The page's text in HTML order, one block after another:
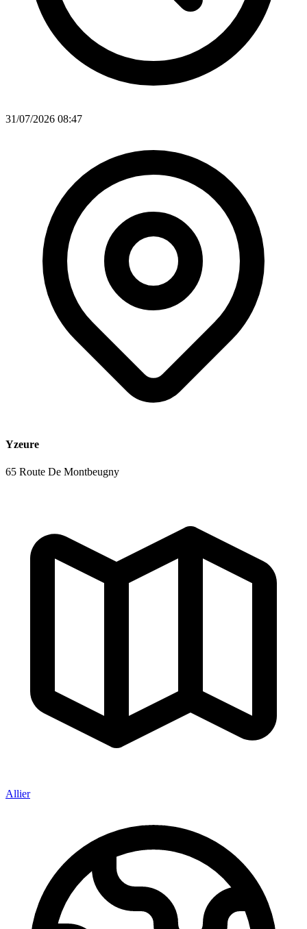
31/07/2026 08:47
Yzeure
65 Route De Montbeugny
Allier